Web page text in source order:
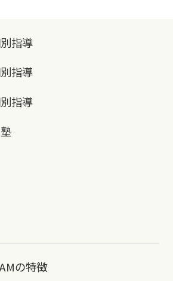
指導
指導
指導
の特徴